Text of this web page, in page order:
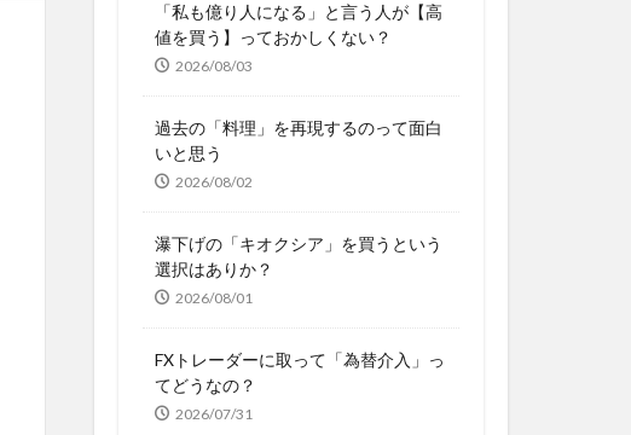
「私も億り人になる」と言う人が【高
値を買う】っておかしくない？
2026/08/03
過去の「料理」を再現するのって面白
いと思う
2026/08/02
瀑下げの「キオクシア」を買うという
選択はありか？
2026/08/01
FXトレーダーに取って「為替介入」っ
てどうなの？
2026/07/31